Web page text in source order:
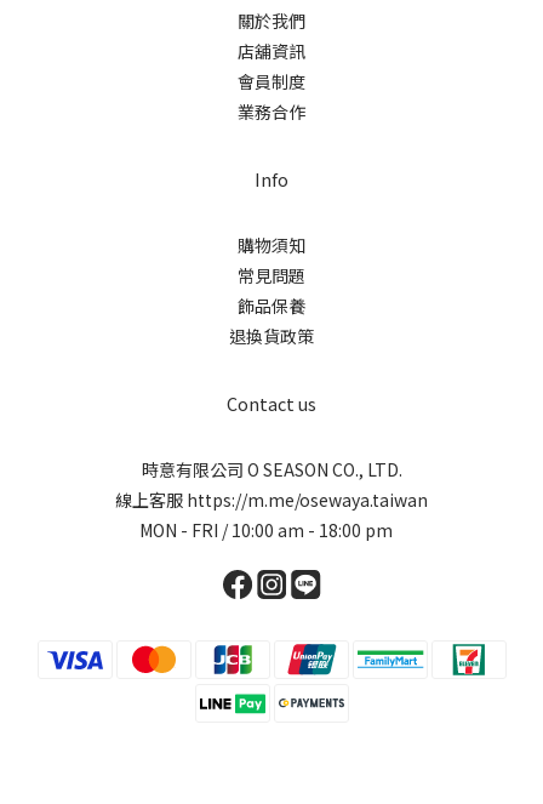
關於我們
店舖資訊
會員制度
業務合作
Info
購物須知
常見問題
飾品保養
退換貨政策
Contact us
時意有限公司 O SEASON CO., LTD.
線上客服 https://m.me/osewaya.taiwan
MON - FRI / 10:00 am - 18:00 pm